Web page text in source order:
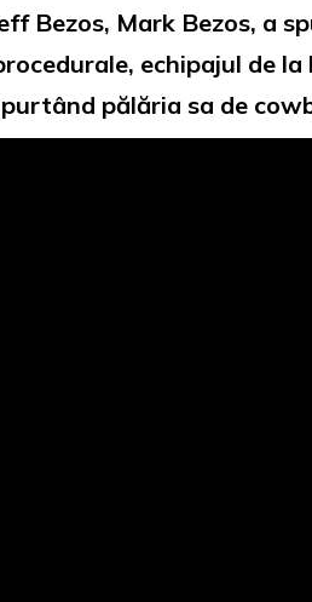
Bezos, Mark Bezos, a
echipajul de
pălăria sa de